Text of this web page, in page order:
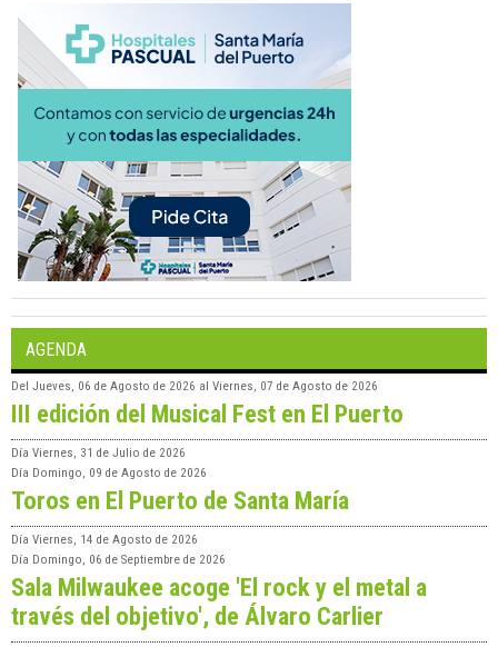
AGENDA
Del Jueves, 06 de Agosto de 2026 al Viernes, 07 de Agosto de 2026
III edición del Musical Fest en El Puerto
Día Viernes, 31 de Julio de 2026
Día Domingo, 09 de Agosto de 2026
Toros en El Puerto de Santa María
Día Viernes, 14 de Agosto de 2026
Día Domingo, 06 de Septiembre de 2026
Sala Milwaukee acoge 'El rock y el metal a
través del objetivo', de Álvaro Carlier